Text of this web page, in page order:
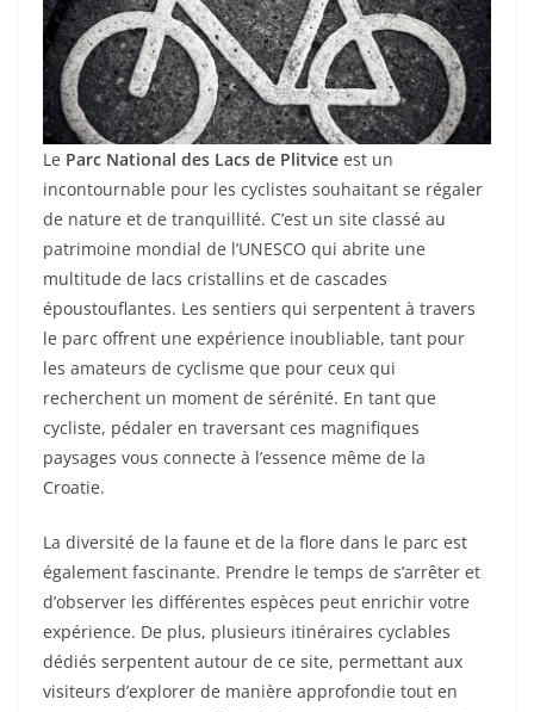
Le Parc National des Lacs de Plitvice est un
incontournable pour les cyclistes souhaitant se régaler
de nature et de tranquillité. C’est un site classé au
patrimoine mondial de l’UNESCO qui abrite une
multitude de lacs cristallins et de cascades
époustouflantes. Les sentiers qui serpentent à travers
le parc offrent une expérience inoubliable, tant pour
les amateurs de cyclisme que pour ceux qui
recherchent un moment de sérénité. En tant que
cycliste, pédaler en traversant ces magnifiques
paysages vous connecte à l’essence même de la
Croatie.
La diversité de la faune et de la flore dans le parc est
également fascinante. Prendre le temps de s’arrêter et
d’observer les différentes espèces peut enrichir votre
expérience. De plus, plusieurs itinéraires cyclables
dédiés serpentent autour de ce site, permettant aux
visiteurs d’explorer de manière approfondie tout en